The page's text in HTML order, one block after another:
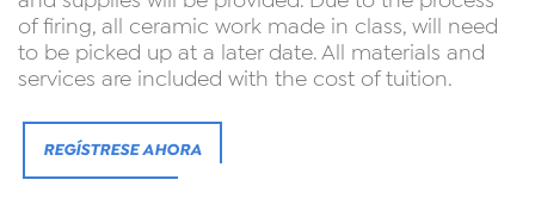
of firing, all ceramic work made in class, will need
to be picked up at a later date. All materials and
services are included with the cost of tuition.
REGÍSTRESE AHORA